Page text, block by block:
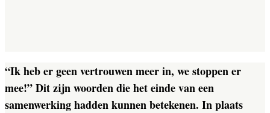
“Ik heb er geen vertrouwen meer in, we stoppen er
mee!” Dit zijn woorden die het einde van een
samenwerking hadden kunnen betekenen. In plaats